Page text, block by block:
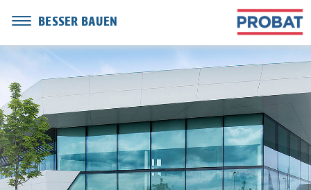
BESSER BAUEN